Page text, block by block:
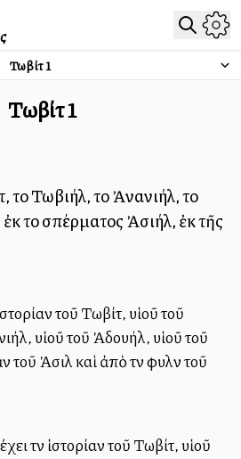
Τωβίτ1
Τωβίτ1
Τωβιήλ, τοῦ Ἀνανιήλ, τοῦ
τοῦ σπέρματος Ἀσιήλ, ἐκ τῆς
τοῦ Τωβίτ, υἱοῦ τοῦ
υἱοῦ τοῦ Ἀδουήλ, υἱοῦ τοῦ
Ἀσιὴλ καὶ ἀπὸ τὴν φυλὴν τοῦ
τὴν ἱστορίαν τοῦ Τωβίτ, υἱοῦ